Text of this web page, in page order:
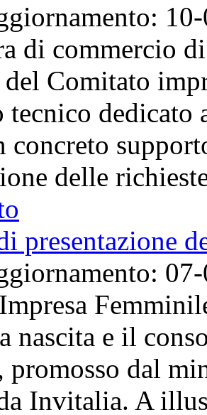
di commercio
Comitato
tecnico dedicato
concreto
delle
presentazione
nascita e il
promosso dal
Invitalia. A